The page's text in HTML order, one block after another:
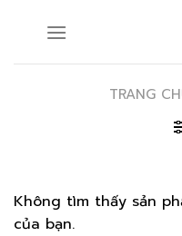
TRANG
Không tìm thấy sản
của bạn.